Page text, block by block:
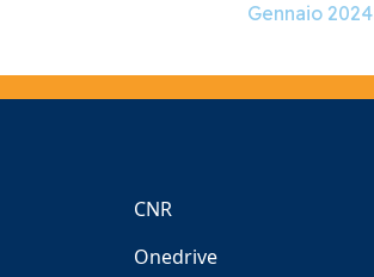
Gennaio 2024
CNR
Onedrive